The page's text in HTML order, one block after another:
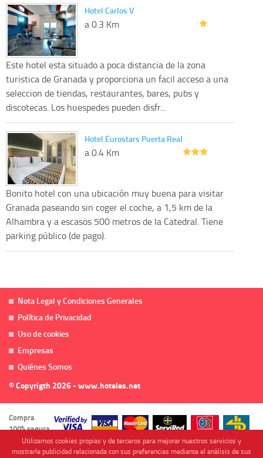
Hotel Carlos V
a 0.3 Km
Este hotel esta situado a poca distancia de la zona
turistica de Granada y proporciona un facil acceso a una
seleccion de tiendas, restaurantes, bares, pubs y
discotecas. Los huespedes pueden disfr...
Hotel Eurostars Puerta Real
a 0.4 Km
Bonito hotel con una ubicación muy buena para visitar
Granada paseando sin coger el coche, a 1,5 km de la
Alhambra y a escasos 500 metros de la Catedral. Tiene
parking público (de pago).
Nota Legal y Condiciones Generales
Política de Privacidad
Uso de cookies
Empresas
Quiénes Somos
© Copyrigth 2026 - www.hoteles.net
Compra
100% segura
Utilizamos cookies propias y de terceros para mejorar nuestros servicios y
mostrarle publicidad relacionada con sus preferencias mediante el análisis de sus